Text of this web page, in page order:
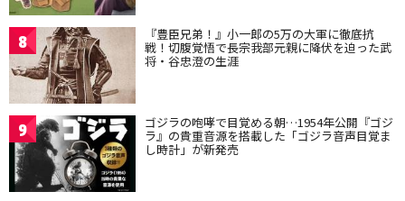
8 『豊臣兄弟！』小一郎の5万の大軍に徹底抗
戦！切腹覚悟で長宗我部元親に降伏を迫った武
将・谷忠澄の生涯
9 ゴジラの咆哮で目覚める朝…1954年公開『ゴジ
ラ』の貴重音源を搭載した「ゴジラ音声目覚ま
し時計」が新発売